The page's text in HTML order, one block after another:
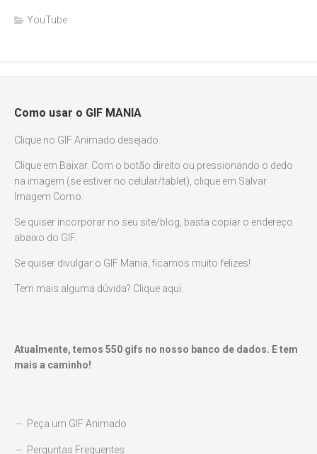
YouTube
Como usar o GIF MANIA
Clique no GIF Animado desejado.
Clique em Baixar. Com o botão direito ou pressionando o dedo
na imagem (se estiver no celular/tablet), clique em Salvar
Imagem Como.
Se quiser incorporar no seu site/blog, basta copiar o endereço
abaixo do GIF.
Se quiser divulgar o GIF Mania, ficamos muito felizes!
Tem mais alguma dúvida? Clique aqui.
Atualmente, temos 550 gifs no nosso banco de dados. E tem
mais a caminho!
Peça um GIF Animado
Perguntas Frequentes